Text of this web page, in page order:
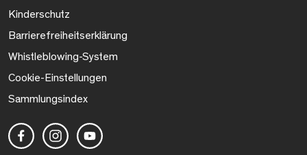
Kinderschutz
Barrierefreiheitserklärung
Whistleblowing-System
Cookie-Einstellungen
Sammlungsindex